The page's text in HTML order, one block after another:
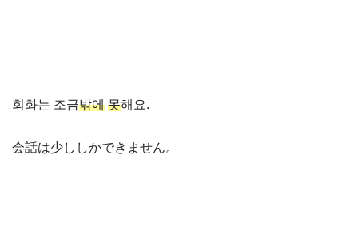
회화는 조금밖에 못해요.
会話は少ししかできません。